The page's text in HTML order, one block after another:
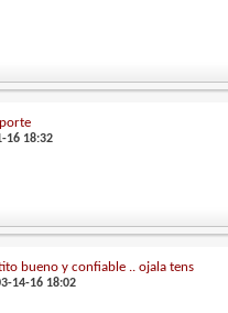
16 18:32
bueno y confiable .. ojala tens
14-16 18:02